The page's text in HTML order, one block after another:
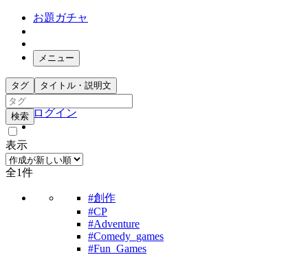
お題ガチャ
メニュー
お題箱
ガチャ検索
ログイン
タグ タイトル・説明文
検索
表示
全1件
#創作
#CP
#Adventure
#Comedy_games
#Fun_Games